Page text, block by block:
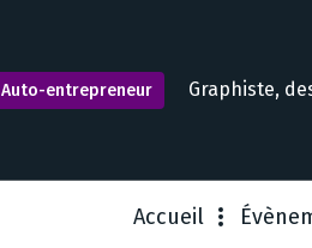
Auto-entrepreneur Graphiste,
Accueil